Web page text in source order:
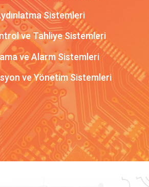
Sistemleri
ve Tahliye Sistemleri
ve Alarm Sistemleri
ve Yönetim Sistemleri